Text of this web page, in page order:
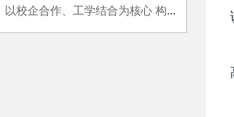
以校企合作、工学结合为核心 构建现代职业教育的教学环境